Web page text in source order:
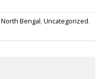
North Bengal,Uncategorized.